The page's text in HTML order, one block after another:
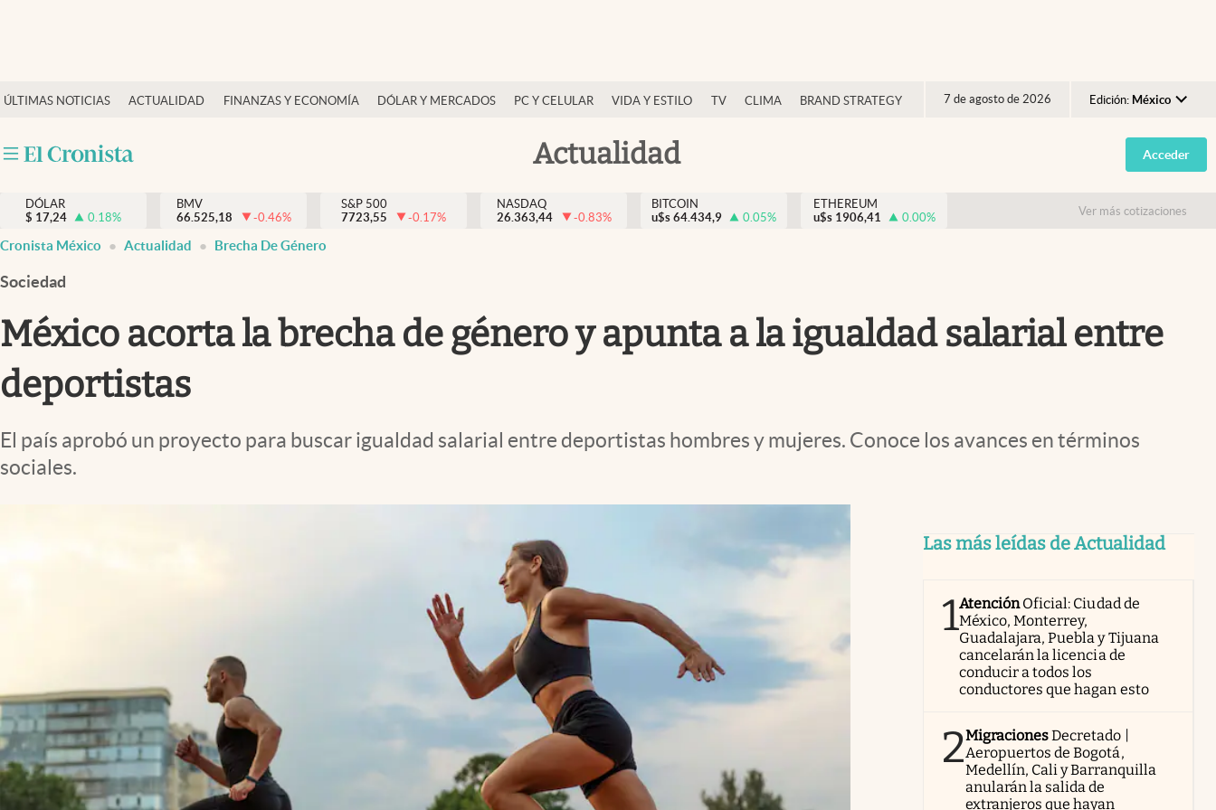
ÚLTIMAS NOTICIAS ACTUALIDAD FINANZAS Y ECONOMÍA DÓLAR Y MERCADOS PC Y CELULAR VIDA Y ESTILO TV CLIMA BRAND STRATEGY 7 de agosto de 2026 Edición: México
Argentina
España
USA
Actualidad
Actualidad
Internacionales
Opinión
Brand Strategy
Vida y estilo
Tv
Espiritualidad
Acceder
DÓLAR
$ 17,24 0.18%
BMV
66.525,18
-0.46%
S&P 500
7723,55
-0.17%
NASDAQ
26.363,44
-0.83%
BITCOIN
u$s 64.434,9 0.05%
ETHEREUM
u$s 1906,41 0.00% Ver más cotizaciones
Cronista México Actualidad Brecha De Género
Sociedad
México acorta la brecha de género y apunta a la igualdad salarial entre
deportistas
El país aprobó un proyecto para buscar igualdad salarial entre deportistas hombres y mujeres. Conoce los avances en términos
sociales.
Las más leídas de Actualidad
1AtenciónOficial: Ciudad de
México, Monterrey,
Guadalajara, Puebla y Tijuana
cancelarán la licencia de
conducir a todos los
conductores que hagan esto
2MigracionesDecretado |
Aeropuertos de Bogotá,
Medellín, Cali y Barranquilla
anularán la salida de
extranjeros que hayan